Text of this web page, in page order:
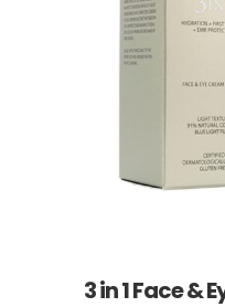
3 in 1 Face &